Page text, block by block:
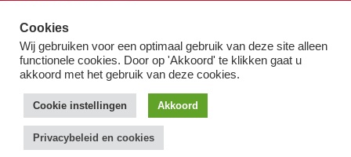
Algemene Voorwaarden
Privacy-beleid & cookies
Cookies
Wij gebruiken voor een optimaal gebruik van deze site alleen
functionele cookies. Door op 'Akkoord' te klikken gaat u
akkoord met het gebruik van deze cookies.
Cookie instellingen Akkoord
Privacybeleid en cookies